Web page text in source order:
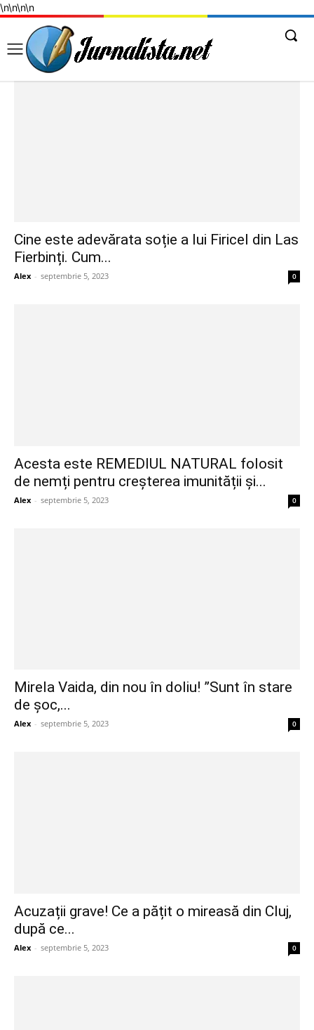
\n\n\n\n
Cine este adevărata soție a lui Firicel din Las
Fierbinți. Cum...
Alex - septembrie 5, 2023 0
Acesta este REMEDIUL NATURAL folosit
de nemți pentru creșterea imunității și...
Alex - septembrie 5, 2023 0
Mirela Vaida, din nou în doliu! ”Sunt în stare
de șoc,...
Alex - septembrie 5, 2023 0
Acuzații grave! Ce a pățit o mireasă din Cluj,
după ce...
Alex - septembrie 5, 2023 0